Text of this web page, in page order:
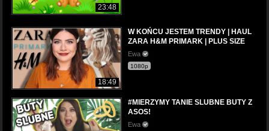
23:48
18:49
W KOŃCU JESTEM TRENDY | HAUL
ZARA H&M PRIMARK | PLUS SIZE
Ewa
1080p
#MIERZYMY TANIE SLUBNE BUTY Z
ASOS!
Ewa